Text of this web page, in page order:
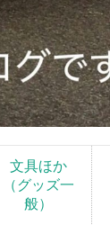
文具ほか
（グッズ一
般）